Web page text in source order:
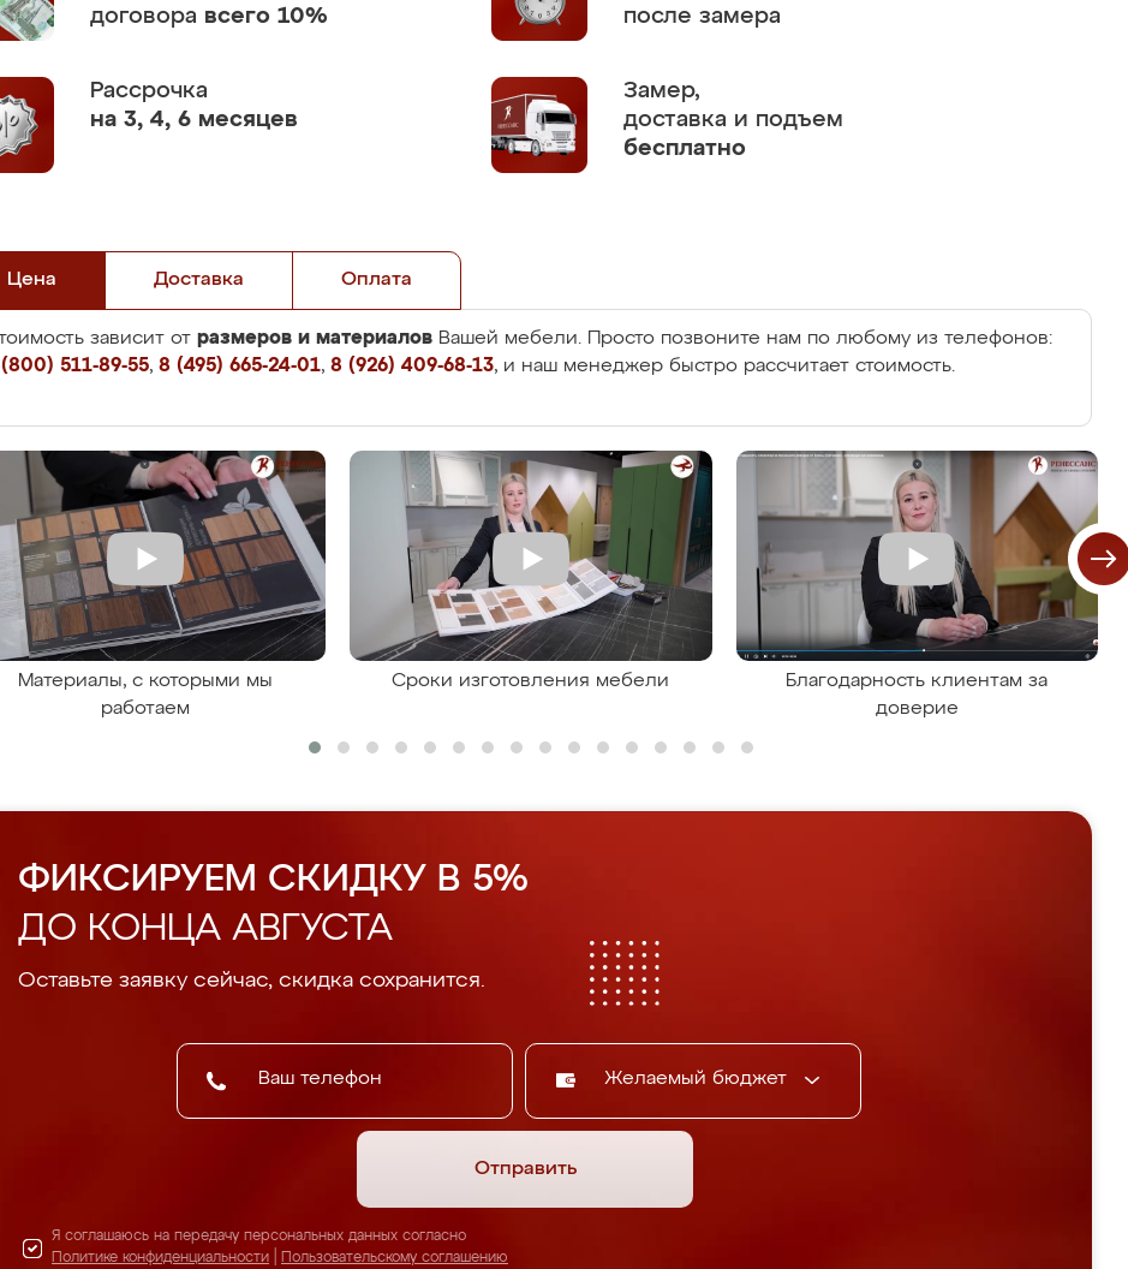
договора всего 10%
после замера
Рассрочка
на 3, 4, 6 месяцев
Замер,
доставка и подъем
бесплатно
Цена Доставка Оплата
зависит от размеров и материалов Вашей мебели. Просто позвоните нам по любому из телефонов:
511-89-55, 8 (495) 665-24-01, 8 (926) 409-68-13, и наш менеджер быстро рассчитает стоимость.
Материалы, с которыми мы
работаем
Сроки изготовления мебели
Благодарность клиентам за
доверие
ФИКСИРУЕМ СКИДКУ В 5%
ДО КОНЦА АВГУСТА
Оставьте заявку сейчас, скидка сохранится.
Желаемый бюджет
Отправить
Я соглашаюсь на передачу персональных данных согласно
Политике конфиденциальности
Пользовательскому соглашению